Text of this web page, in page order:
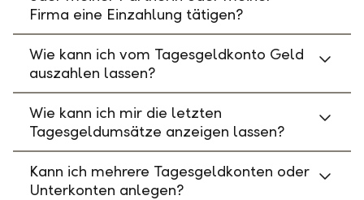
Firma eine Einzahlung tätigen?
Wie kann ich vom Tagesgeldkonto Geld
auszahlen lassen?
Wie kann ich mir die letzten
Tagesgeldumsätze anzeigen lassen?
Kann ich mehrere Tagesgeldkonten oder
Unterkonten anlegen?